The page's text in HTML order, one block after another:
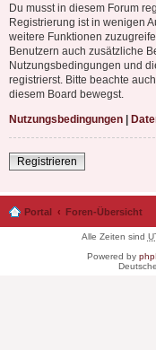
Du musst in diesem Forum
Registrierung ist in wenigen
weitere Funktionen
Benutzern auch zusätzliche
Nutzungsbedingungen und
registrierst. Bitte beachte
diesem Board bewegst.
Nutzungsbedingungen |
Registrieren
Portal Foren-Übersicht
Alle Zeiten sind
Powered by